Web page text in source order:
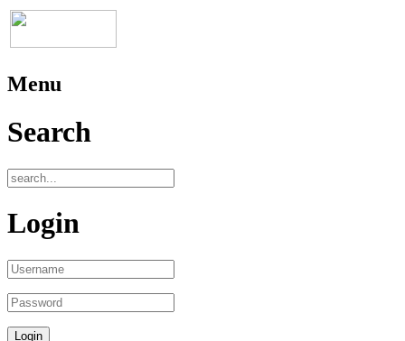
Menu
Search
Login